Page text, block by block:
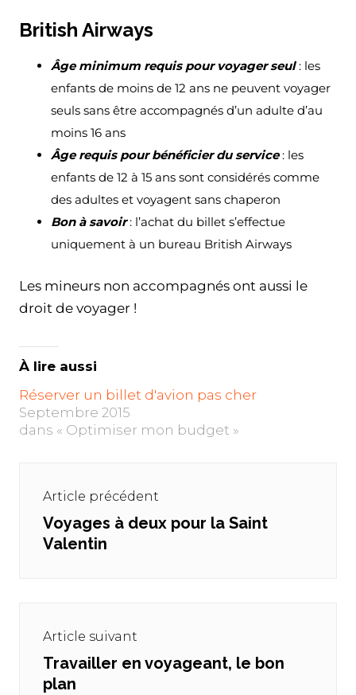
British Airways
Âge minimum requis pour voyager seul: les
enfants de moins de 12 ans ne peuvent voyager
seuls sans être accompagnés d’un adulte d’au
moins 16 ans
Âge requis pour bénéficier du service: les
enfants de 12 à 15 ans sont considérés comme
des adultes et voyagent sans chaperon
Bon à savoir: l’achat du billet s’effectue
uniquement à un bureau British Airways
Les mineurs non accompagnés ont aussi le
droit de voyager !
À lire aussi
Réserver un billet d'avion pas cher
Septembre 2015
dans « Optimiser mon budget »
l’articleArticle précédent
Previous
post:
Voyages à deux pour la Saint
Valentin
Article suivant
Next
post:
Travailler en voyageant, le bon
plan